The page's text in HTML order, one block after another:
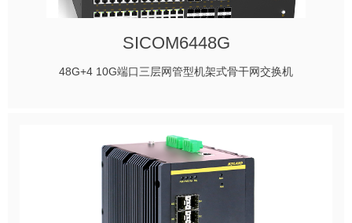
SICOM6448G
48G+4 10G端口三层网管型机架式骨干网交换机